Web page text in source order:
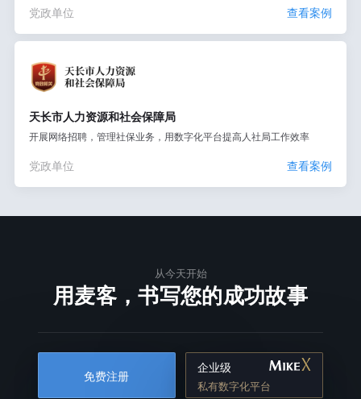
党政单位 查看案例
天长市人力资源和社会保障局
开展网络招聘，管理社保业务，用数字化平台提高人社局工作效率
党政单位 查看案例
从今天开始
用麦客，书写您的成功故事
免费注册
企业级
私有数字化平台